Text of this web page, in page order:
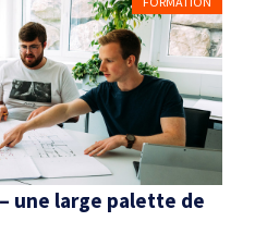
une large palette de